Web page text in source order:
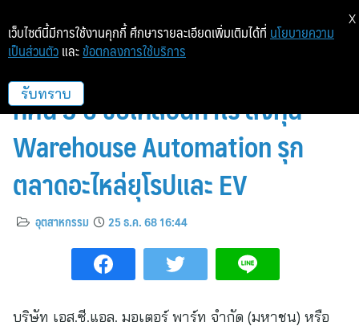
SCL เข้าร่วม JUMP+ ประกาศวิสัย
ทัศน์ 3 ปี ขับเคลื่อนกำไร ลงทุน
Warehouse Automation รุก
ตลาดอะไหล่ยุโรปและ EV
อุตสาหกรรม 25 ธ.ค. 68 16:44
บริษัท เอส.ซี.แอล. มอเตอร์ พาร์ท จำกัด (มหาชน) หรือ
เว็บไซต์นี้มีการใช้งานคุกกี้ ศึกษารายละเอียดเพิ่มเติมได้ที่ นโยบายความ
เป็นส่วนตัว และ ข้อตกลงการใช้บริการ
รับทราบ
X